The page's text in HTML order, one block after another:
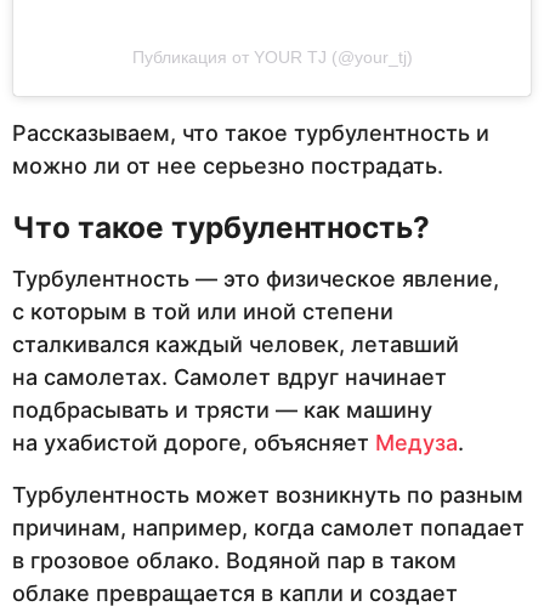
Публикация от YOUR TJ (@your_tj)
Рассказываем, что такое турбулентность и
можно ли от нее серьезно пострадать.
Что такое турбулентность?
Турбулентность — это физическое явление,
с которым в той или иной степени
сталкивался каждый человек, летавший
на самолетах. Самолет вдруг начинает
подбрасывать и трясти — как машину
на ухабистой дороге, объясняет Медуза.
Турбулентность может возникнуть по разным
причинам, например, когда самолет попадает
в грозовое облако. Водяной пар в таком
облаке превращается в капли и создает